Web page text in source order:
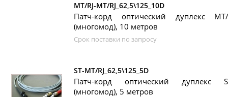
MT/RJ-MT/RJ_62,5\125_10D
Патч-корд оптический дуплекс MT/
(многомод), 10 метров
Срок поставки по запросу
ST-MT/RJ_62,5\125_5D
Патч-корд оптический дуплекс
(многомод), 5 метров